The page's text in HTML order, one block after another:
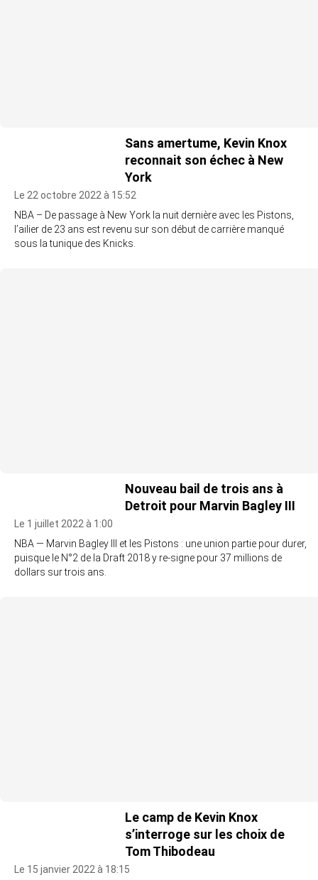
Sans amertume, Kevin Knox
reconnait son échec à New
York
Le 22 octobre 2022 à 15:52
NBA – De passage à New York la nuit dernière avec les Pistons,
l’ailier de 23 ans est revenu sur son début de carrière manqué
sous la tunique des Knicks.
Nouveau bail de trois ans à
Detroit pour Marvin Bagley III
Le 1 juillet 2022 à 1:00
NBA — Marvin Bagley III et les Pistons : une union partie pour durer,
puisque le N°2 de la Draft 2018 y re-signe pour 37 millions de
dollars sur trois ans.
Le camp de Kevin Knox
s’interroge sur les choix de
Tom Thibodeau
Le 15 janvier 2022 à 18:15